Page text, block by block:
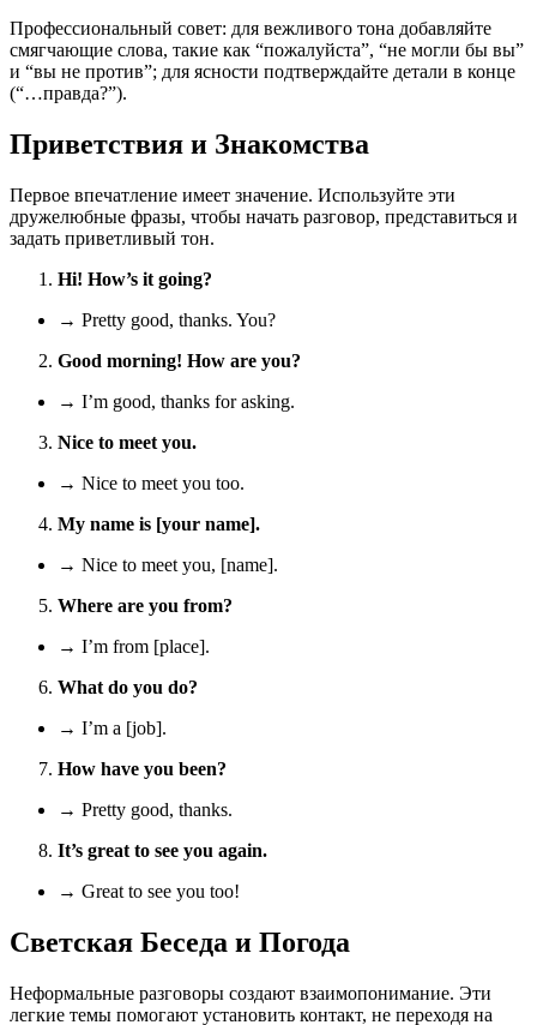
Профессиональный совет: для вежливого тона добавляйте
смягчающие слова, такие как “пожалуйста”, “не могли бы вы”
и “вы не против”; для ясности подтверждайте детали в конце
(“…правда?”).
Приветствия и Знакомства
Первое впечатление имеет значение. Используйте эти
дружелюбные фразы, чтобы начать разговор, представиться и
задать приветливый тон.
Hi! How’s it going?
→ Pretty good, thanks. You?
Good morning! How are you?
→ I’m good, thanks for asking.
Nice to meet you.
→ Nice to meet you too.
My name is [your name].
→ Nice to meet you, [name].
Where are you from?
→ I’m from [place].
What do you do?
→ I’m a [job].
How have you been?
→ Pretty good, thanks.
It’s great to see you again.
→ Great to see you too!
Светская Беседа и Погода
Неформальные разговоры создают взаимопонимание. Эти
легкие темы помогают установить контакт, не переходя на